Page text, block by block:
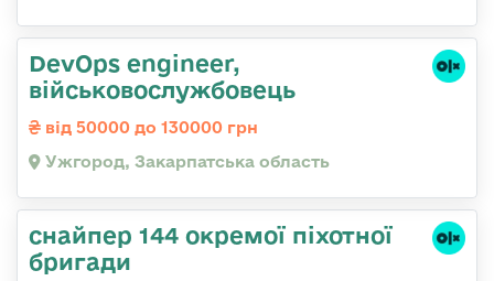
DevOps engineer,
військовослужбовець
від 50000 до 130000 грн
Ужгород, Закарпатська область
снайпер 144 окремої піхотної
бригади